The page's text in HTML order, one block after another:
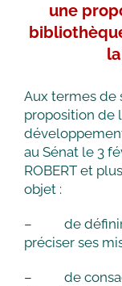
une
Aux termes de
proposition de
au Sénat le 3
ROBERT et
objet :
– de définir
préciser ses
– de